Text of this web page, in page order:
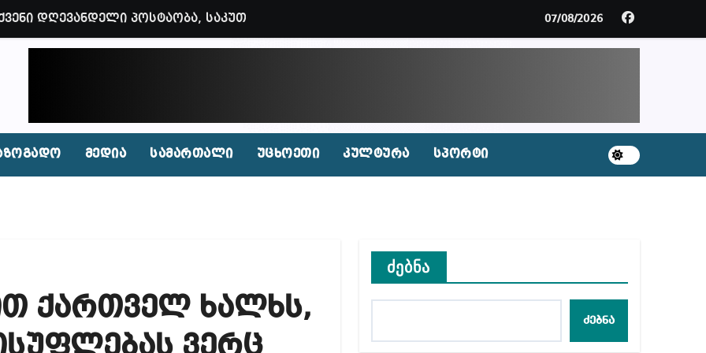
დღევანდელი პოსტაობა, საკუთარ თავთან შეგარცხვენთ – ეკა კუპატაძე ნანუკა ჟორჟოლიანს
ტარაკნებიან, უჰაერო საკანში, ამდენი ხნით სამარტოო საკანში მოთავსება, საერთაშორისო
ნამდვილად არის რეაგირება საჭირო კოორდინირებულ შეტევაზე ჩვენი ეროვნული იდენტობის
ცხელ დღეებში? – დაავადებათა კონტროლის ცენტრის რეკომენდაციები
შექმნან მდინარაძის სამინისტრო – გია ხუხაშვილი
გარშემო — COVID-19-ის წარმოშობის გამოძიებიდან შესაძლო სისხლის სამართლის საქმემდე
ოპოზიციური ტელევიზიებით უკმაყოფილოა
07/08/2026
მედია სამართალი უცხოეთი კულტურა სპორტი
ქართველ ხალხს,
ძებნა
ძებნა